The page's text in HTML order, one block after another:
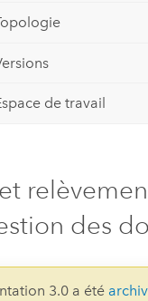
de travail
des
3.0 a été